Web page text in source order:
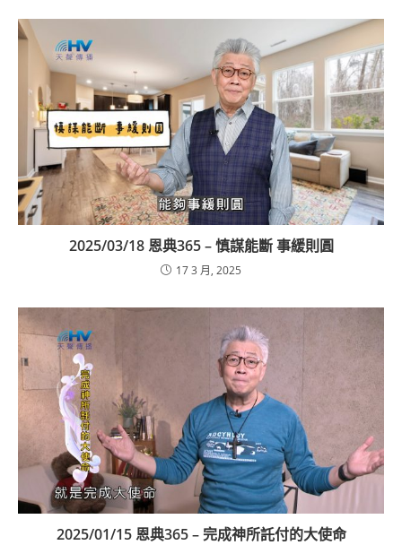
2025/03/18 恩典365 – 慎謀能斷 事緩則圓
17 3 月, 2025
2025/01/15 恩典365 – 完成神所託付的大使命